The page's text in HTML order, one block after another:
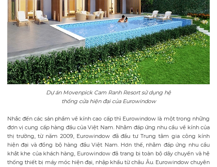
Dự án Movenpick Cam Ranh Resort sử dụng hệ
thống cửa hiện đại của Eurowindow
Nhắc đến các sản phẩm về kính cao cấp thì Eurowindow là một trong những
đơn vị cung cấp hàng đầu của Việt Nam. Nhằm đáp ứng nhu cầu về kính của
thị trường, từ năm 2009, Eurowindow đã đầu tư Trung tâm gia công kính
hiện đại và đồng bộ hàng đầu Việt Nam. Hơn thế, nhằm đáp ứng nhu cầu
khắt khe của khách hàng, Eurowindow đã trang bị toàn bộ dây chuyền và hệ
thống thiết bị máy móc hiện đại, nhập khẩu từ châu Âu. Eurowindow chuyên